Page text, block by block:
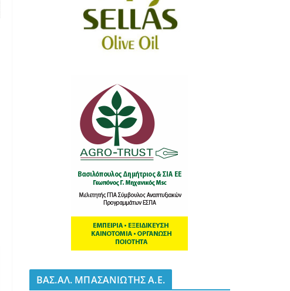
BΑΣ.ΑΛ. ΜΠΑΣΑΝΙΩΤΗΣ Α.Ε.